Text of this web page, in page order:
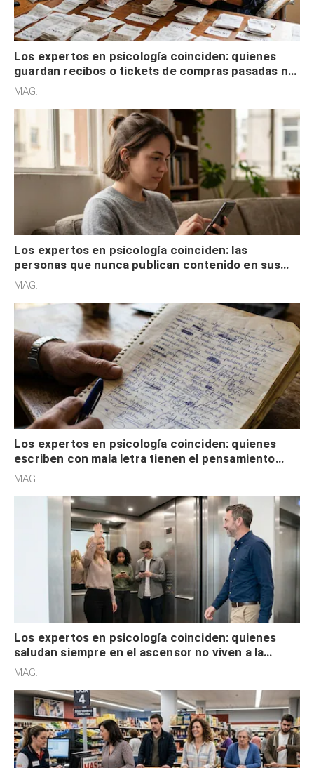
Los expertos en psicología coinciden: quienes
guardan recibos o tickets de compras pasadas no
son acumuladores, sino que tienen necesidad de
MAG.
Los expertos en psicología coinciden: las
personas que nunca publican contenido en sus
redes sociales no pretenden buscar validación
MAG.
Los expertos en psicología coinciden: quienes
escriben con mala letra tienen el pensamiento
acelerado y no lo hacen por desinterés
MAG.
Los expertos en psicología coinciden: quienes
saludan siempre en el ascensor no viven a la
defensiva y tienen apertura social
MAG.